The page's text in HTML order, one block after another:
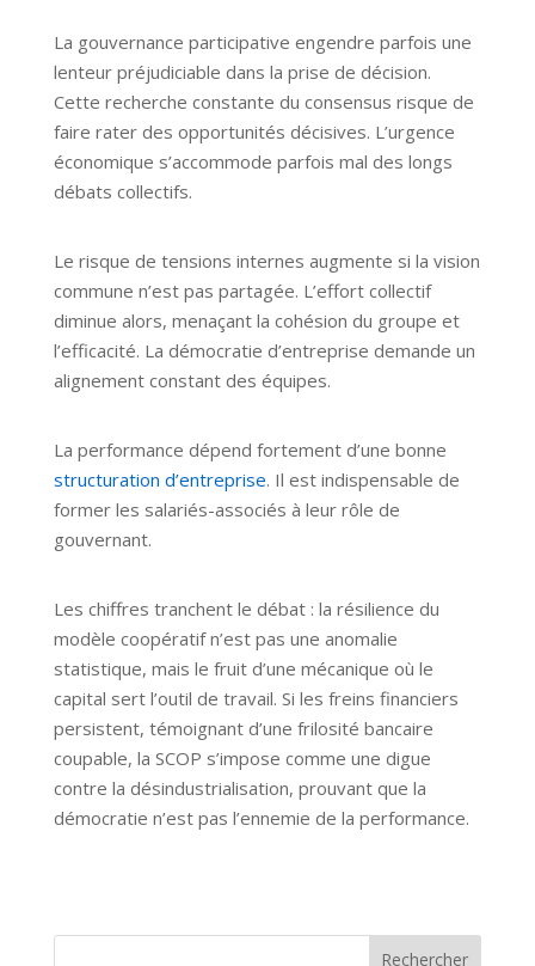
La gouvernance participative engendre parfois une
lenteur préjudiciable dans la prise de décision.
Cette recherche constante du consensus risque de
faire rater des opportunités décisives. L’urgence
économique s’accommode parfois mal des longs
débats collectifs.
Le risque de tensions internes augmente si la vision
commune n’est pas partagée. L’effort collectif
diminue alors, menaçant la cohésion du groupe et
l’efficacité. La démocratie d’entreprise demande un
alignement constant des équipes.
La performance dépend fortement d’une bonne
structuration d’entreprise. Il est indispensable de
former les salariés-associés à leur rôle de
gouvernant.
Les chiffres tranchent le débat : la résilience du
modèle coopératif n’est pas une anomalie
statistique, mais le fruit d’une mécanique où le
capital sert l’outil de travail. Si les freins financiers
persistent, témoignant d’une frilosité bancaire
coupable, la SCOP s’impose comme une digue
contre la désindustrialisation, prouvant que la
démocratie n’est pas l’ennemie de la performance.
Rechercher